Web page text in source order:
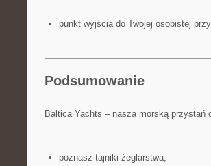
punkt wyjścia do Twojej osobistej
Podsumowanie
Baltica Yachts – nasza morską przystań
poznasz tajniki żeglarstwa,